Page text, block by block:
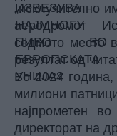
„исклучително
аеродромот
седмото место
резултат од
Во 2024
милиони
најпрометен
директорат на